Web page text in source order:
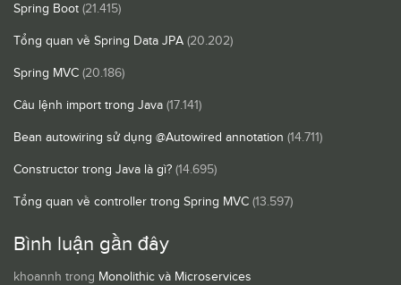
Spring Boot (21.415)
Tổng quan về Spring Data JPA (20.202)
Spring MVC (20.186)
Câu lệnh import trong Java (17.141)
Bean autowiring sử dụng @Autowired annotation (14.711)
Constructor trong Java là gì? (14.695)
Tổng quan về controller trong Spring MVC (13.597)
Bình luận gần đây
khoannh trong Monolithic và Microservices